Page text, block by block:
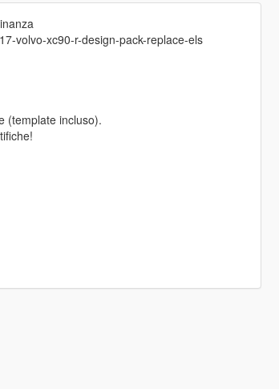
volvo-xc90-r-design-pack-replace-els
(template incluso).